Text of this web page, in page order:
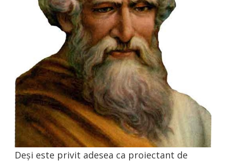
Deși este privit adesea ca proiectant de